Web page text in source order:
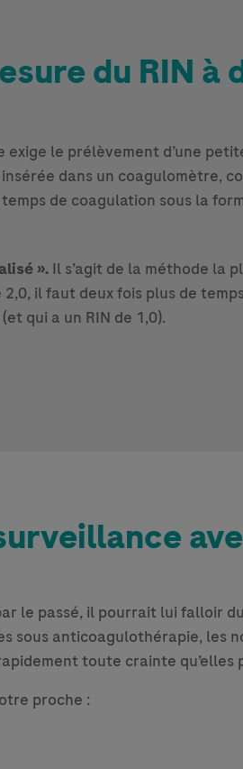
du RIN à
le prélèvement d’une
dans un coagulomètre,
de coagulation sous la
». Il s’agit de la méthode la
il faut deux fois plus de
qui a un RIN de 1,0).
le passé, il pourrait lui falloir
sous anticoagulothérapie, les
toute crainte qu’elles
proche :